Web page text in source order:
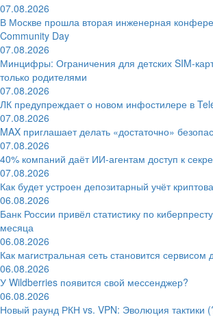
07.08.2026
В Москве прошла вторая инженерная
Community Day
07.08.2026
Минцифры: Ограничения для детских SIM-
только родителями
07.08.2026
ЛК предупреждает о новом инфостилере в
07.08.2026
MAX приглашает делать «достаточно»
07.08.2026
40% компаний даёт ИИ‑агентам доступ к
07.08.2026
Как будет устроен депозитарный учёт
06.08.2026
Банк России привёл статистику по
месяца
06.08.2026
Как магистральная сеть становится сервисом
06.08.2026
У Wildberries появится свой мессенджер?
06.08.2026
Новый раунд РКН vs. VPN: Эволюция тактики